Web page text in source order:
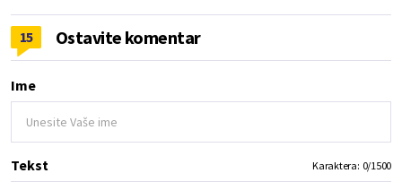
15 Ostavite komentar
Ime
Tekst Karaktera: 0/1500